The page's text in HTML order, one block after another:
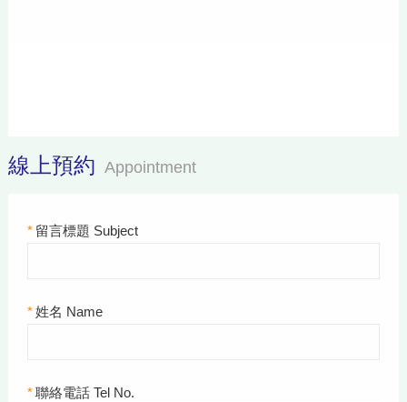
線上預約 Appointment
* 留言標題 Subject
* 姓名 Name
* 聯絡電話 Tel No.